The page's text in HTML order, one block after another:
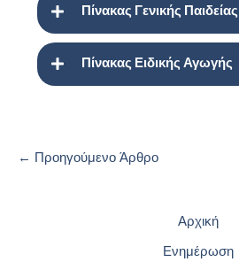
Πίνακας Γενικής Παιδείας
Πίνακας Ειδικής Αγωγής
← Προηγούμενο Άρθρο
Αρχική
Ενημέρωση